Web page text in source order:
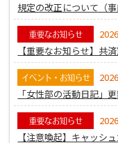
規定の改正について（事
重要なお知らせ
【重要なお知らせ】共
イベント・お知らせ
「女性部の活動日記」
重要なお知らせ
【注意喚起】キャッシ